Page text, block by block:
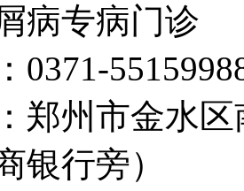
病专病门诊
0371-
郑州市金水
银行旁）